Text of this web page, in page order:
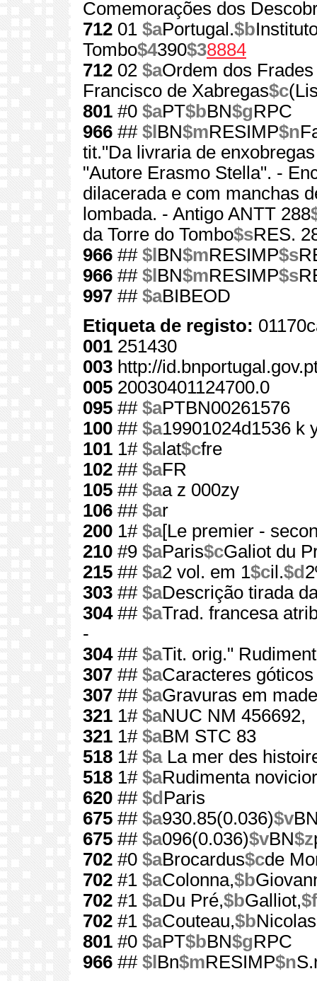
Comemorações dos
712 01 $aPortugal.$b
Tombo$4390$38884
712 02 $aOrdem dos
Francisco de Xabregas$c
801 #0 $aPT$bBN$gRPC
966 ## $l BN$mRESIMP$n
tit."Da livraria de
"Autore Erasmo Stella". -
dilacerada e com manchas
lombada. - Antigo ANTT 288
da Torre do Tombo$sRES.
966 ## $l BN$mRESIMP$s
966 ## $l BN$mRESIMP$s
997 ## $aBIBEOD
Etiqueta de registo:
001 251430
003 http://
005 20030401124700.0
095 ## $aPTBN00261576
100 ## $a19901024d1536 k
101 1# $alat$cfre
102 ## $aFR
105 ## $aa z 000zy
106 ## $ar
200 1# $a[Le premier -
210 #9 $aParis$cGaliot du
215 ## $a2 vol. em 1$cil.$d
303 ## $aDescrição tirada
304## $aTrad. francesa
-
304## $aTit. orig."
307 ## $aCaracteres góticos
307 ## $aGravuras em
321 1# $aNUC NM 456692,
321 1# $aBM STC 83
518 1# $aLa mer des
518 1# $aRudimenta
620 ## $d Paris
675 ## $a930.85(0.036)$v
675 ## $a096(0.036)$vBN$z
702 #0 $aBrocardus$cde
702 #1 $aColonna,$b
702 #1 $aDu Pré,$bGalliot,$f
702 #1 $aCouteau,$b
801 #0 $aPT$bBN$gRPC
966 ## $l Bn$mRESIMP$n